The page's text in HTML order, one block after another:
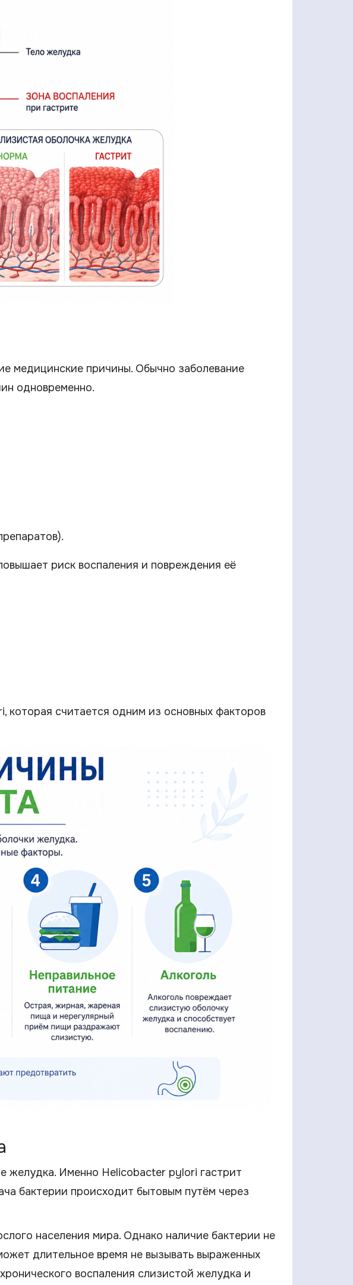
медицинские причины. Обычно заболевание
одновременно.
риск воспаления и повреждения её
считается одним из основных факторов
желудка. Именно Helicobacter pylori гастрит
бактерии происходит бытовым путём через
населения мира. Однако наличие бактерии не
длительное время не вызывать выраженных
воспаления слизистой желудка и